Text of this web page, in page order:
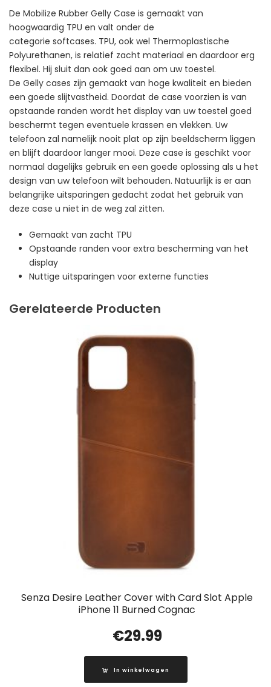
De Mobilize Rubber Gelly Case is gemaakt van
hoogwaardig TPU en valt onder de
categorie softcases. TPU, ook wel Thermoplastische
Polyurethanen, is relatief zacht materiaal en daardoor erg
flexibel. Hij sluit dan ook goed aan om uw toestel.
De Gelly cases zijn gemaakt van hoge kwaliteit en bieden
een goede slijtvastheid. Doordat de case voorzien is van
opstaande randen wordt het display van uw toestel goed
beschermt tegen eventuele krassen en vlekken. Uw
telefoon zal namelijk nooit plat op zijn beeldscherm liggen
en blijft daardoor langer mooi. Deze case is geschikt voor
normaal dagelijks gebruik en een goede oplossing als u het
design van uw telefoon wilt behouden. Natuurlijk is er aan
belangrijke uitsparingen gedacht zodat het gebruik van
deze case u niet in de weg zal zitten.
Gemaakt van zacht TPU
Opstaande randen voor extra bescherming van het
display
Nuttige uitsparingen voor externe functies
Gerelateerde Producten
Senza Desire Leather Cover with Card Slot Apple
iPhone 11 Burned Cognac
€29.99
In winkelwagen